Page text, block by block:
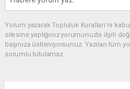
Yorum yazarak Topluluk Kuralları’nı
sitesine yaptığınız yorumunuzla ilgili
başınıza üstleniyorsunuz. Yazılan tüm
sorumlu tutulamaz.